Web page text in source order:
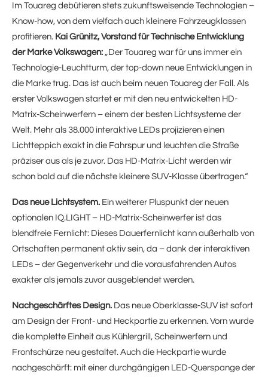
Im Touareg debütieren stets zukunftsweisende Technologien –
Know-how, von dem vielfach auch kleinere Fahrzeugklassen
profitieren. Kai Grünitz, Vorstand für Technische Entwicklung
der Marke Volkswagen: „Der Touareg war für uns immer ein
Technologie-Leuchtturm, der top-down neue Entwicklungen in
die Marke trug. Das ist auch beim neuen Touareg der Fall. Als
erster Volkswagen startet er mit den neu entwickelten HD-
Matrix-Scheinwerfern – einem der besten Lichtsysteme der
Welt. Mehr als 38.000 interaktive LEDs projizieren einen
Lichtteppich exakt in die Fahrspur und leuchten die Straße
präziser aus als je zuvor. Das HD-Matrix-Licht werden wir
schon bald auf die nächste kleinere SUV-Klasse übertragen.“
Das neue Lichtsystem. Ein weiterer Pluspunkt der neuen
optionalen IQ.LIGHT – HD-Matrix-Scheinwerfer ist das
blendfreie Fernlicht: Dieses Dauerfernlicht kann außerhalb von
Ortschaften permanent aktiv sein, da – dank der interaktiven
LEDs – der Gegenverkehr und die vorausfahrenden Autos
exakter als jemals zuvor ausgeblendet werden.
Nachgeschärftes Design. Das neue Oberklasse-SUV ist sofort
am Design der Front- und Heckpartie zu erkennen. Vorn wurde
die komplette Einheit aus Kühlergrill, Scheinwerfern und
Frontschürze neu gestaltet. Auch die Heckpartie wurde
nachgeschärft: mit einer durchgängigen LED-Querspange der